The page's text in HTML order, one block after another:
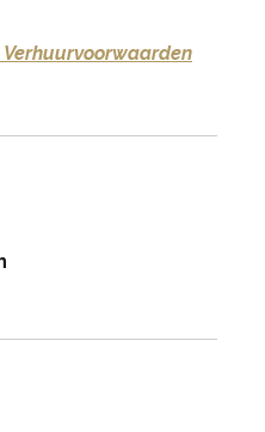
Verhuurvoorwaarden